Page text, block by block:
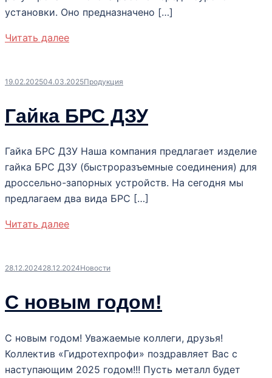
установки. Оно предназначено […]
Читать далее
19.02.202504.03.2025Продукция
Гайка БРС ДЗУ
Гайка БРС ДЗУ Наша компания предлагает изделие
гайка БРС ДЗУ (быстроразъемные соединения) для
дроссельно-запорных устройств. На сегодня мы
предлагаем два вида БРС […]
Читать далее
28.12.202428.12.2024Новости
С новым годом!
С новым годом! Уважаемые коллеги, друзья!
Коллектив «Гидротехпрофи» поздравляет Вас с
наступающим 2025 годом!!! Пусть металл будет